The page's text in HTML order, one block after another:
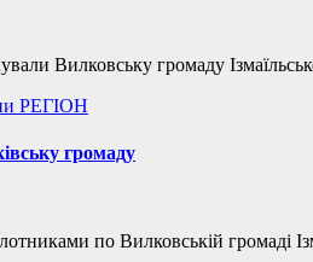
Вилковську громаду
РЕГІОН
громаду
по Вилковській громаді